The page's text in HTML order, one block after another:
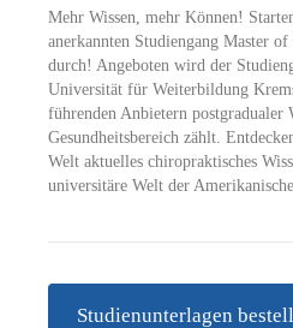
Mehr Wissen, mehr Können!
anerkannten Studiengang Master
durch! Angeboten wird der
Universität für Weiterbildung
führenden Anbietern postgradualer
Gesundheitsbereich zählt.
Welt aktuelles chiropraktisches
universitäre Welt der
Studienunterlagen